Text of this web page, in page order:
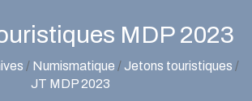
MDP 2023
/ Numismatique /Jetons touristiques /
JT MDP 2023